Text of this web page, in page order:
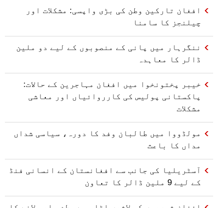
افغان تارکین وطن کی بڑی واپسی: مشکلات اور
چیلنجز کا سامنا
ننگرہار میں پانی کے منصوبوں کے لیے دو ملین
ڈالر کا معاہدہ
خیبر پختونخوا میں افغان مہاجرین کے حالات:
پاکستانی پولیس کی کارروائیاں اور معاشی
مشکلات
مولڈووا میں طالبان وفد کا دورہ، سیاسی شداں
مداں کا باعث
آسٹریلیا کی جانب سے افغانستان کے انسانی فنڈ
کے لیے 9 ملین ڈالر کا تعاون